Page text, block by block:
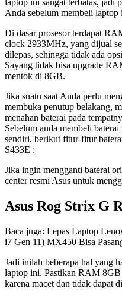
laptop ini sangat terbatas, jadi
Anda sebelum membeli laptop
Di dasar prosesor terdapat
clock 2933MHz, yang dijual
dilepas, sehingga tidak ada
Sayang tidak bisa upgrade
mentok di 8GB.
Jika suatu saat Anda perlu
membuka penutup belakang,
menahan baterai pada
Sebelum anda membeli
sendiri, berikut fitur-fitur
S433E :
Jika ingin mengganti baterai
center resmi Asus untuk
Asus Rog Strix G
Baca juga: Lepas Laptop
i7 Gen 11) MX450 Bisa
Jadi inilah beberapa hal yang
laptop ini. Pastikan RAM
karena macet dan tidak dapat